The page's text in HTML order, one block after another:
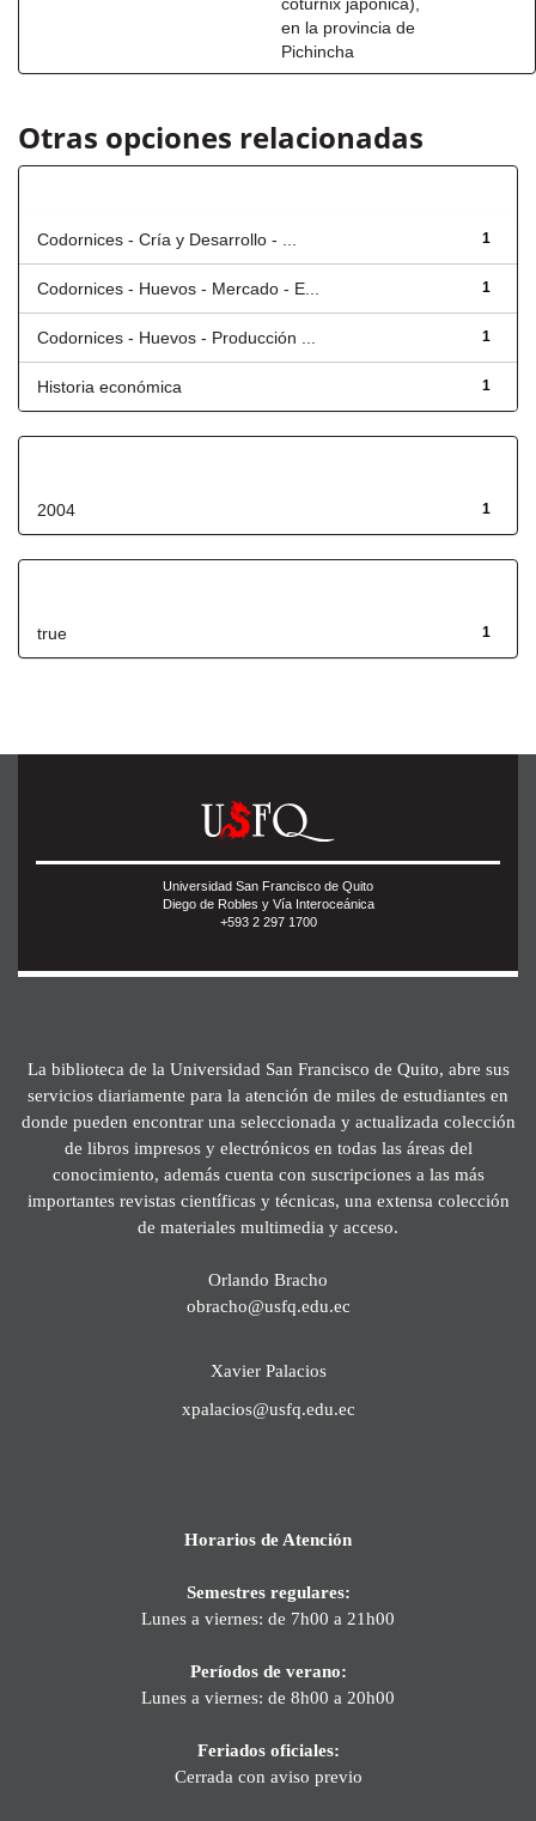
en la provincia de
Pichincha
Otras opciones relacionadas
1
Codornices - Cría y Desarrollo - ...
1
Codornices - Huevos - Mercado - E...
1
Codornices - Huevos - Producción ...
1
Historia económica
1
2004
1
true
Universidad San Francisco de Quito
Diego de Robles y Vía Interoceánica
+593 2 297 1700
La biblioteca de la Universidad San Francisco de Quito, abre sus
servicios diariamente para la atención de miles de estudiantes en
donde pueden encontrar una seleccionada y actualizada colección
de libros impresos y electrónicos en todas las áreas del
conocimiento, además cuenta con suscripciones a las más
importantes revistas científicas y técnicas, una extensa colección
de materiales multimedia y acceso.
Orlando Bracho
obracho@usfq.edu.ec
Xavier Palacios
xpalacios@usfq.edu.ec
Horarios de Atención
Semestres regulares:
Lunes a viernes: de 7h00 a 21h00
Períodos de verano:
Lunes a viernes: de 8h00 a 20h00
Feriados oficiales:
Cerrada con aviso previo